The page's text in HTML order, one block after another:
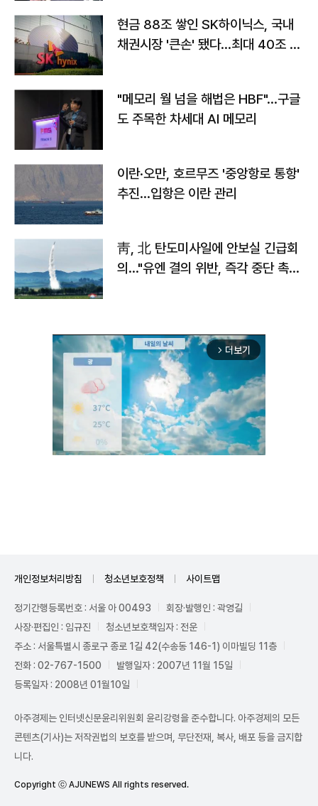
현금 88조 쌓인 SK하이닉스, 국내
채권시장 '큰손' 됐다…최대 40조 투
"메모리 월 넘을 해법은 HBF"…구글
도 주목한 차세대 AI 메모리
이란·오만, 호르무즈 '중앙항로 통항'
추진…입항은 이란 관리
靑, 北 탄도미사일에 안보실 긴급회
의…"유엔 결의 위반, 즉각 중단 촉
arrow_forward_ios 더보기
개인정보처리방침 청소년보호정책 사이트맵
정기간행등록번호 : 서울 아 00493
회장·발행인 : 곽영길
사장·편집인 : 임규진
청소년보호책임자 : 전운
주소 : 서울특별시 종로구 종로 1길 42(수송동 146-1) 이마빌딩 11층
전화 : 02-767-1500
발행일자 : 2007년 11월 15일
등록일자 : 2008년 01월10일
아주경제는 인터넷신문윤리위원회 윤리강령을 준수합니다. 아주경제의 모든
콘텐츠(기사)는 저작권법의 보호를 받으며, 무단전재, 복사, 배포 등을 금지합
니다.
Copyright ⓒ AJUNEWS All rights reserved.